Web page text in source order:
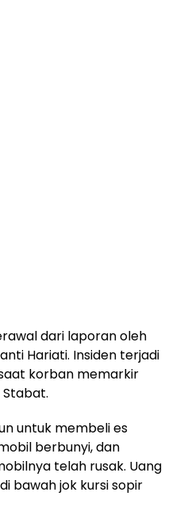
dari laporan oleh
Hariati. Insiden terjadi
korban memarkir
Stabat.
untuk membeli es
berbunyi, dan
telah rusak. Uang
bawah jok kursi sopir